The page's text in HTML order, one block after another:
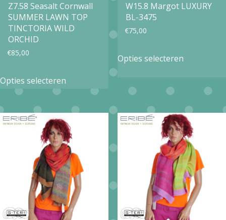
de
productpagina
de
Z7.58 Seasalt Cornwall
SUMMER LAWN TOP
TINCTORIA WILD
ORCHID
€85,00
Opties selecteren
product
heeft
meerdere
variaties.
Deze
optie
kan
gekozen
worden
W15.8 Margot LUXURY
BL-3475
€75,00
Opties selecteren
meerdere
variaties.
Deze
optie
kan
gekozen
worden
op